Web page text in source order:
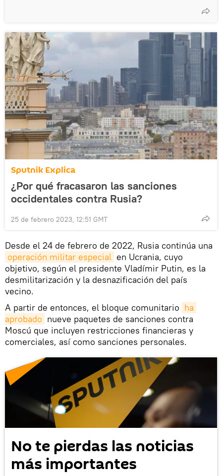
Sputnik Explica
¿Por qué fracasaron las sanciones
occidentales contra Rusia?
25 de febrero 2023, 12:51 GMT
Desde el 24 de febrero de 2022, Rusia continúa una
operación militar especial en Ucrania, cuyo
objetivo, según el presidente Vladímir Putin, es la
desmilitarización y la desnazificación del país
vecino.
A partir de entonces, el bloque comunitario ha
aprobado nueve paquetes de sanciones contra
Moscú que incluyen restricciones financieras y
comerciales, así como sanciones personales.
No te pierdas las noticias
más importantes